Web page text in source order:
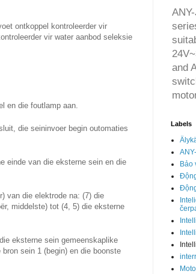
ontkoppel kontroleerder vir
vir water aanbod seleksie
en die foutlamp aan.
die seininvoer begin outomaties
einde van die eksterne sein en die
van die elektrode na: (7) die
middelste) tot (4, 5) die eksterne
eksterne sein gemeenskaplike
sein 1 (begin) en die boonste
and
Labels
Bảo